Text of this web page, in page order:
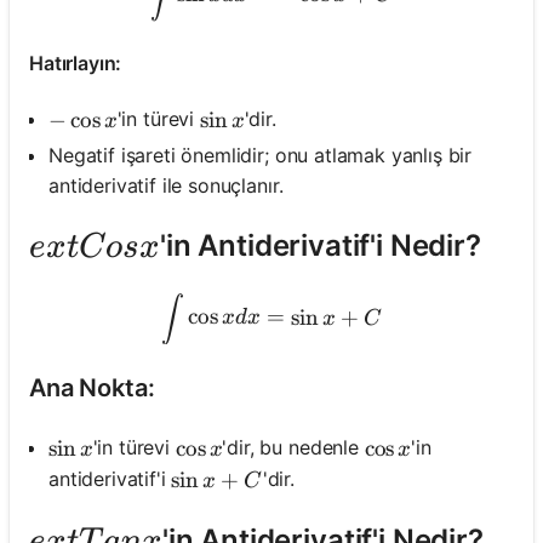
Hatırlayın:
-\cos x
− cosx'in türevi \sin x
sinx'dir.
Negatif işareti önemlidir; onu atlamak yanlış bir
antiderivatif ile sonuçlanır.
ext{Cos x}
extCosx'in Antiderivatif'i Nedir?
\int \cos x d x=\sin x+C
∫ cosxdx = sinx + C
Ana Nokta:
\sin x
sinx'in türevi \cos x
cos x'dir, bu nedenle \cos x
cosx'in
antiderivatif'i\sin x+C
sinx + C'dir.